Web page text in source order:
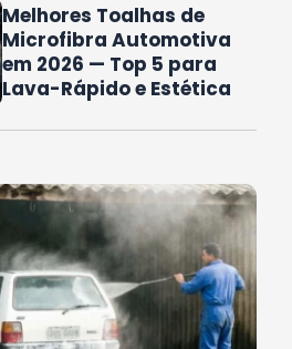
Melhores Toalhas de
Microfibra Automotiva
em 2026 — Top 5 para
Lava-Rápido e Estética